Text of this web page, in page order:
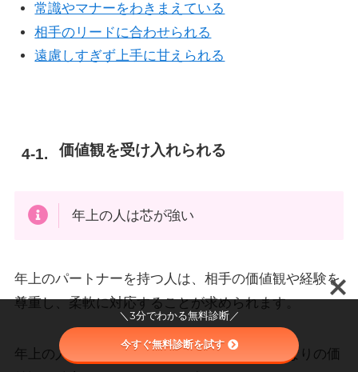
常識やマナーをわきまえている
相手のリードに合わせられる
遠慮しすぎず上手に甘えられる
価値観を受け入れられる
年上の人は芯が強い
年上のパートナーを持つ人は、相手の価値観や経験を
尊重し、柔軟に対応することが求められます。
年上の人は沢山の人生経験を経ており、自分なりの価
＼3分でわかる無料診断／
今すぐ無料診断を試す